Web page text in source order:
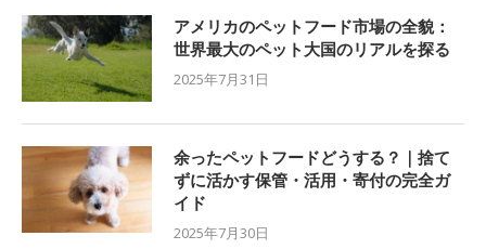
アメリカのペットフード市場の全貌：
世界最大のペット大国のリアルを探る
2025年7月31日
余ったペットフードどうする？｜捨て
ずに活かす保管・活用・寄付の完全ガ
イド
2025年7月30日